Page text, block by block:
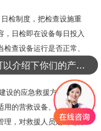
检制度，把检查设施重
日检即在设备每日投入
查设备运行是否正常、
是否可靠，电气控制是
的应急救援方案，建
用的营救设备、急救物
理，对救援人员定期进行
可以介绍下你们的产品么